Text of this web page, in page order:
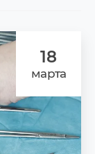
18
марта